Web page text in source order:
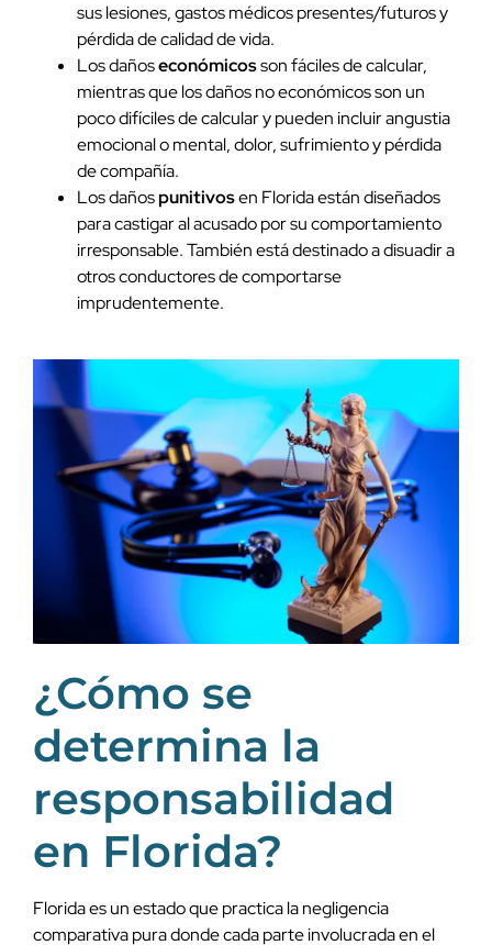
sus lesiones, gastos médicos presentes/futuros y
pérdida de calidad de vida.
Los dañoseconómicosson fáciles de calcular,
mientras que los daños no económicos son un
poco difíciles de calcular y pueden incluir angustia
emocional o mental, dolor, sufrimiento y pérdida
de compañía.
Los dañospunitivosen Florida están diseñados
para castigar al acusado por su comportamiento
irresponsable. También está destinado a disuadir a
otros conductores de comportarse
imprudentemente.
¿Cómo se
determina la
responsabilidad
en Florida?
Florida es un estado que practica la negligencia
comparativa pura donde cada parte involucrada en el